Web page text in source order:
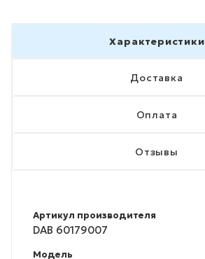
Характеристики
Доставка
Оплата
Отзывы
Артикул производителя
DAB 60179007
Модель